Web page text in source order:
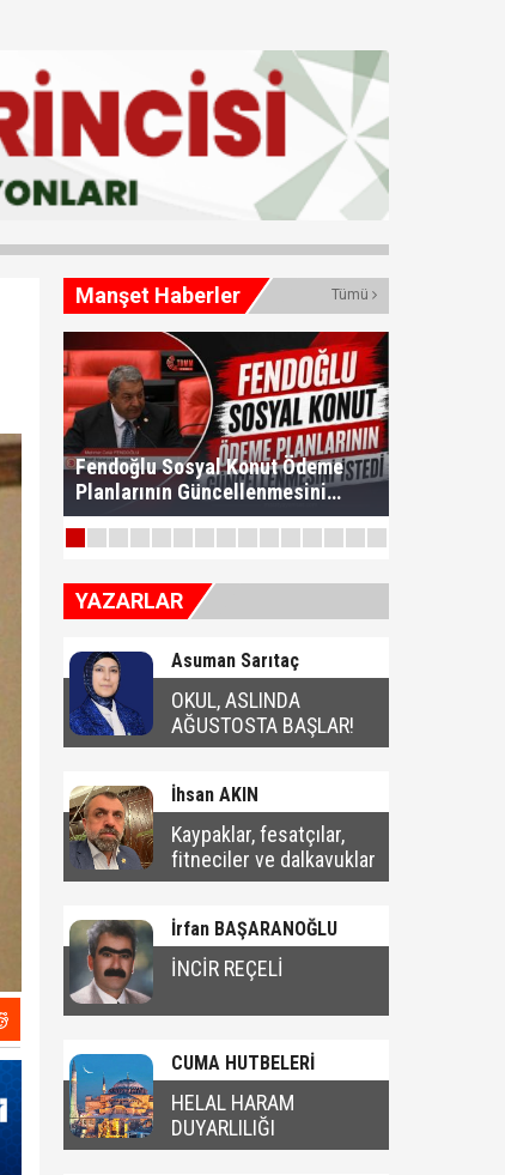
Manşet Haberler Tümü
Fendoğlu Sosyal Konut Ödeme
Planlarının Güncellenmesini
İstedi
YAZARLAR
Asuman Sarıtaç
OKUL, ASLINDA
AĞUSTOSTA BAŞLAR!
İhsan AKIN
Kaypaklar, fesatçılar,
fitneciler ve dalkavuklar
İrfan BAŞARANOĞLU
İNCİR REÇELİ
CUMA HUTBELERİ
HELAL HARAM
DUYARLILIĞI